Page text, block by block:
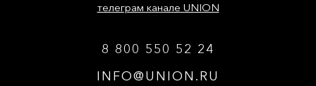
телеграм канале UNION
8 800 550 52 24
INFO@UNION.RU